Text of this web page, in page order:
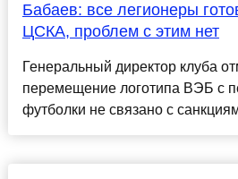
Бабаев: все легионеры
ЦСКА, проблем с этим нет
Генеральный директор клуба
перемещение логотипа ВЭБ с
футболки не связано с